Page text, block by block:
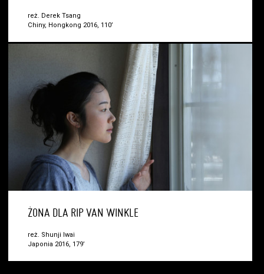
reż. Derek Tsang
Chiny, Hongkong 2016, 110’
ŻONA DLA RIP VAN WINKLE
reż. Shunji Iwai
Japonia 2016, 179’